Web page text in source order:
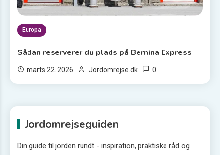
Europa
Sådan reserverer du plads på Bernina Express
marts 22, 2026 Jordomrejse.dk 0
Jordomrejseguiden
Din guide til jorden rundt - inspiration, praktiske råd og